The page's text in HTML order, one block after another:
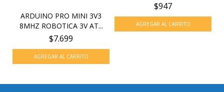
ARDUINO PRO MINI 3V3
8MHZ ROBOTICA 3V AT...
$7.699
$947